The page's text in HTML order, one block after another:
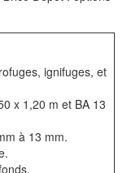
ignifuges, et
x 1,20 m et BA 13
à 13 mm.